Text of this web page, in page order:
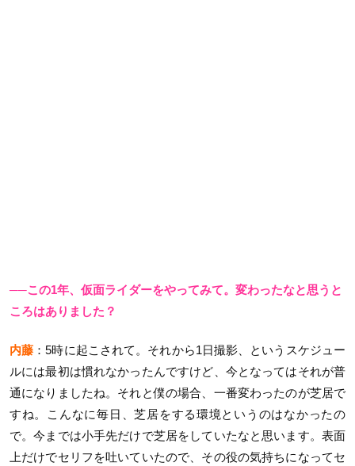
──この1年、仮面ライダーをやってみて。変わったなと思うと
ころはありました？
内藤 ：5時に起こされて。それから1日撮影、というスケジュー
ルには最初は慣れなかったんですけど、今となってはそれが普
通になりましたね。それと僕の場合、一番変わったのが芝居で
すね。こんなに毎日、芝居をする環境というのはなかったの
で。今までは小手先だけで芝居をしていたなと思います。表面
上だけでセリフを吐いていたので、その役の気持ちになってセ